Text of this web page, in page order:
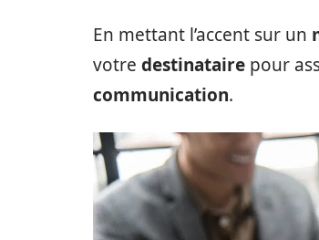
En mettant l’accent sur un
votre destinataire pour
communication.